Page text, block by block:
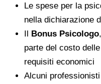
Le spese per la
nella dichiarazione
Il Bonus Psicologo
parte del costo
requisiti economici
Alcuni